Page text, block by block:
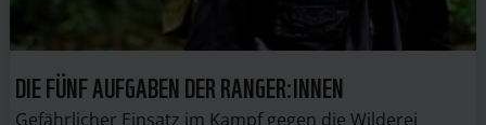
DIE FÜNF AUFGABEN DER RANGER:INNEN
Gefährlicher Einsatz im Kampf gegen die Wilderei